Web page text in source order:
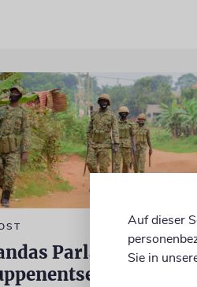
Parlament
nach
Auf dieser
Sie in